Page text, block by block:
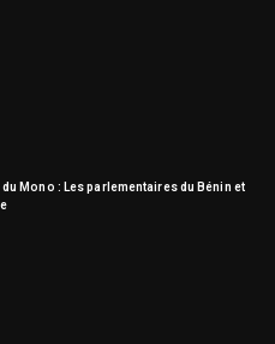
Mono : Les parlementaires du Bénin et